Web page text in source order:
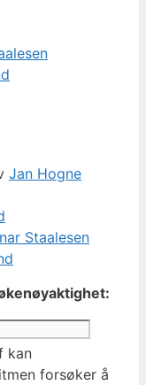
Jan Hogne
Staalesen
kan
forsøker å